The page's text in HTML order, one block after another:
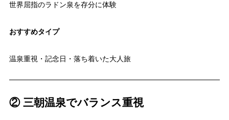
世界屈指のラドン泉を存分に体験
おすすめタイプ
温泉重視・記念日・落ち着いた大人旅
② 三朝温泉でバランス重視